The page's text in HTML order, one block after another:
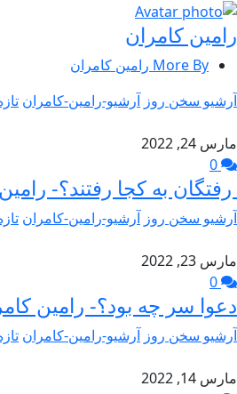
رامین کامران
More By رامین کامران
آرشیو سخن روز آرشیو-رامین-کامران
مارس 24, 2022
رفتگان به کجا رفتند؟-
آرشیو سخن روز آرشیو-رامین-کامران
مارس 23, 2022
دعوا سر چه بود؟- رامین
آرشیو سخن روز آرشیو-رامین-کامران
مارس 14, 2022